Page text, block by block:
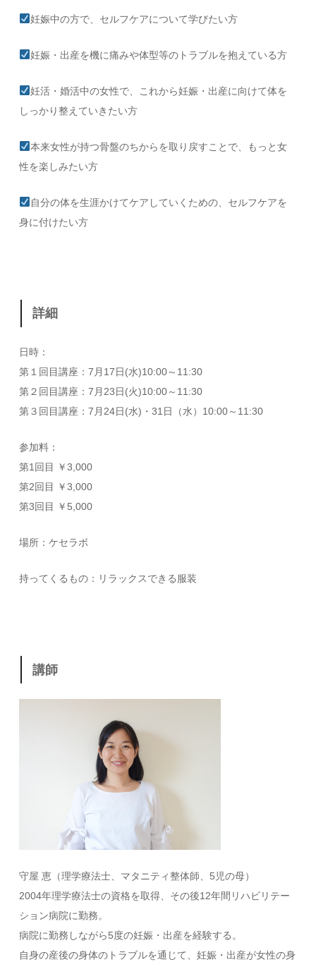
妊娠中の方で、セルフケアについて学びたい方
妊娠・出産を機に痛みや体型等のトラブルを抱えている方
妊活・婚活中の女性で、これから妊娠・出産に向けて体を
しっかり整えていきたい方
本来女性が持つ骨盤のちからを取り戻すことで、もっと女
性を楽しみたい方
自分の体を生涯かけてケアしていくための、セルフケアを
身に付けたい方
詳細
日時：
第１回目講座：7月17日(水)10:00～11:30
第２回目講座：7月23日(火)10:00～11:30
第３回目講座：7月24日(水)・31日（水）10:00～11:30
参加料：
第1回目 ￥3,000
第2回目 ￥3,000
第3回目 ￥5,000
場所：ケセラボ
持ってくるもの：リラックスできる服装
講師
守屋 恵（理学療法士、マタニティ整体師、5児の母）
2004年理学療法士の資格を取得、その後12年間リハビリテー
ション病院に勤務。
病院に勤務しながら5度の妊娠・出産を経験する。
自身の産後の身体のトラブルを通じて、妊娠・出産が女性の身